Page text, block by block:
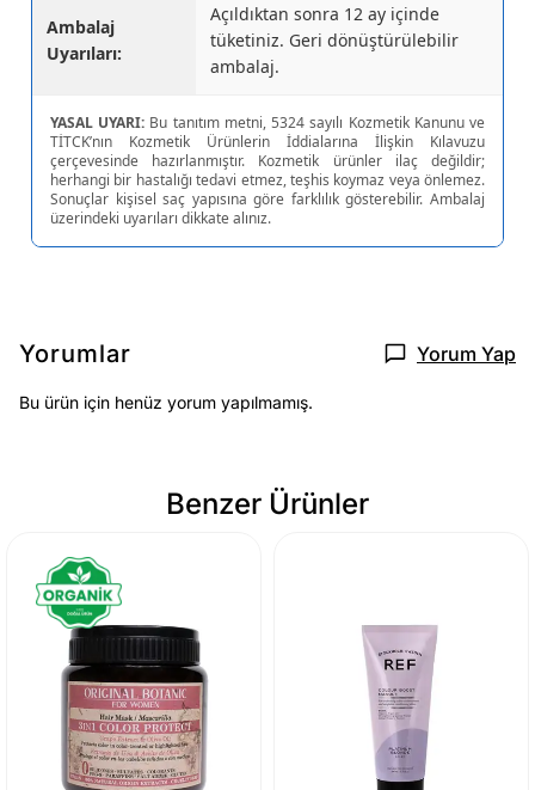
Ambalaj
Uyarıları:
Açıldıktan sonra 12 ay içinde
tüketiniz. Geri dönüştürülebilir
ambalaj.
YASAL UYARI: Bu tanıtım metni, 5324 sayılı Kozmetik Kanunu ve
TİTCK’nın Kozmetik Ürünlerin İddialarına İlişkin Kılavuzu
çerçevesinde hazırlanmıştır. Kozmetik ürünler ilaç değildir;
herhangi bir hastalığı tedavi etmez, teşhis koymaz veya önlemez.
Sonuçlar kişisel saç yapısına göre farklılık gösterebilir. Ambalaj
üzerindeki uyarıları dikkate alınız.
Yorumlar Yorum Yap
Bu ürün için henüz yorum yapılmamış.
Benzer Ürünler